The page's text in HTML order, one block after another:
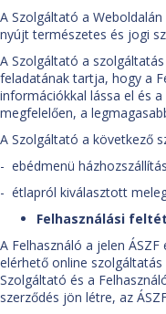
A Szolgáltató a
nyújt természetes és jogi
A Szolgáltató a
feladatának tartja, hogy a
információkkal lássa el és
megfelelően, a
A Szolgáltató a következő
- ebédmenü
- étlapról kiválasztott
Felhasználási
A Felhasználó a jelen
elérhető online
Szolgáltató és a
szerződés jön létre, az